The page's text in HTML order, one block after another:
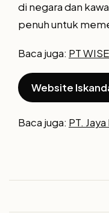
di negara dan
penuh untuk
Baca juga: PT WISE
Website
Baca juga: PT.